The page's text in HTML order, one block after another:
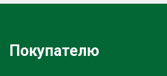
Покупателю